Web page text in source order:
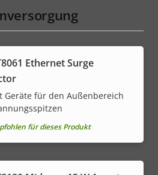
Ethernet Surge
Geräte für den Außenbereich
für dieses Produkt